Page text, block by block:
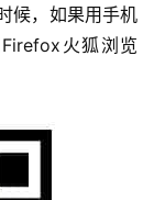
候，如果用手机
火狐浏览